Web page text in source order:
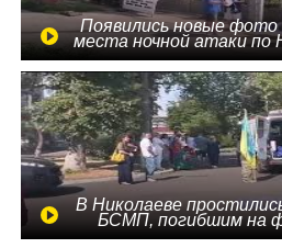
Появились новые фото
места ночной атаки по
В Николаеве
БСМП, погибшим на